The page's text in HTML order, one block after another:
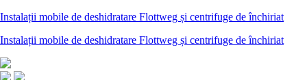
Instalații mobile de deshidratare Flottweg și centrifuge de închiriat
Instalații mobile de deshidratare Flottweg și centrifuge de închiriat